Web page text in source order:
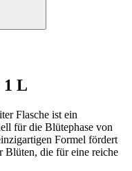
1 L
Flasche ist ein
für die Blütephase von
Formel fördert
Blüten, die für eine reiche